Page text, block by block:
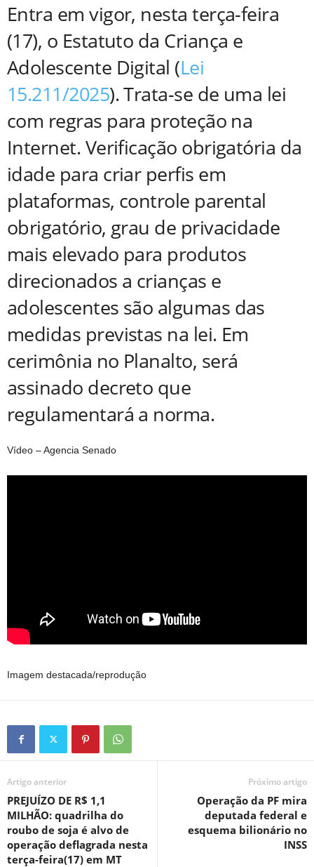
Entra em vigor, nesta terça-feira
(17), o Estatuto da Criança e
Adolescente Digital (Lei
15.211/2025). Trata-se de uma lei
com regras para proteção na
Internet. Verificação obrigatória da
idade para criar perfis em
plataformas, controle parental
obrigatório, grau de privacidade
mais elevado para produtos
direcionados a crianças e
adolescentes são algumas das
medidas previstas na lei. Em
cerimônia no Planalto, será
assinado decreto que
regulamentará a norma.
Vídeo – Agencia Senado
Imagem destacada/reprodução
Artigo anterior
PREJUÍZO DE R$ 1,1
MILHÃO: quadrilha do
roubo de soja é alvo de
operação deflagrada nesta
terça-feira(17) em MT
Próximo artigo
Operação da PF mira
deputada federal e
esquema bilionário no
INSS